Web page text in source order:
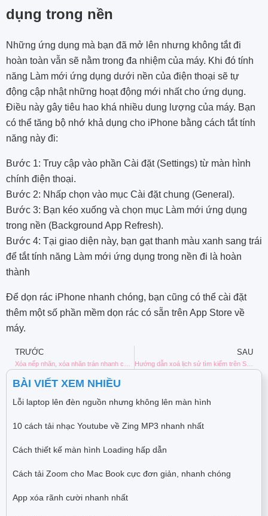
dụng trong nền
Những ứng dụng mà bạn đã mở lên nhưng không tắt đi
hoàn toàn vẫn sẽ nằm trong đa nhiệm của máy. Khi đó tính
năng Làm mới ứng dụng dưới nền của điện thoại sẽ tự
động cập nhật những hoạt động mới nhất cho ứng dụng.
Điều này gây tiêu hao khá nhiều dung lượng của máy. Bạn
có thể tăng bộ nhớ khả dụng cho iPhone bằng cách tắt tính
năng này đi:
Bước 1: Truy cập vào phần Cài đặt (Settings) từ màn hình
chính điện thoại.
Bước 2: Nhấp chọn vào mục Cài đặt chung (General).
Bước 3: Bạn kéo xuống và chọn mục Làm mới ứng dụng
trong nền (Background App Refresh).
Bước 4: Tại giao diện này, bạn gạt thanh màu xanh sang trái
để tắt tính năng Làm mới ứng dụng trong nền đi là hoàn
thành
Để dọn rác iPhone nhanh chóng, bạn cũng có thể cài đặt
thêm một số phần mềm dọn rác có sẵn trên App Store về
máy.
TRƯỚC SAU
Hướng dẫn xoá lịch sử tìm kiếm trên Safari
BÀI VIẾT XEM NHIỀU
Lỗi laptop lên đèn nguồn nhưng không lên màn hình
10 cách tải nhạc Youtube về Zing MP3 nhanh nhất
Cách thiết kế màn hình Loading hấp dẫn
Cách tải Zoom cho Mac Book cực đơn giản, nhanh chóng
App xóa rãnh cười nhanh nhất